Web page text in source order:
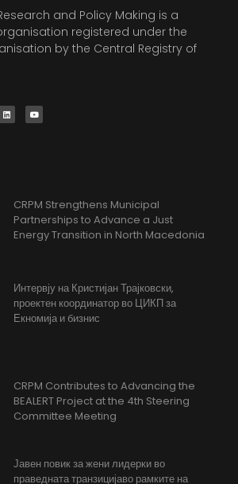
and Policy Making is a
registered under the
by the Central Registry of
CRPM Strengthens Municipal
Partnerships to Advance a Just
Energy Transition in North Macedonia
Интервју на Кристијан Трајковски,
проектен координатор во ЦИКП за
Екномија и бизнис
CRPM Contributes to Advancing the
BEALERT Project at the 4th Steering
Committee Meeting
Јавен повик за жени лидерки во
праведната транзицијаво рамките на